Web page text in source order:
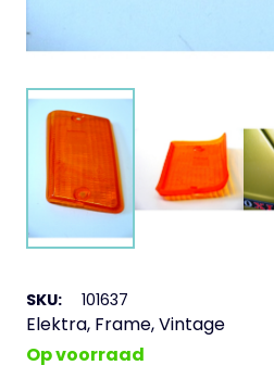
SKU: 101637
Elektra, Frame,Vintage
Op voorraad